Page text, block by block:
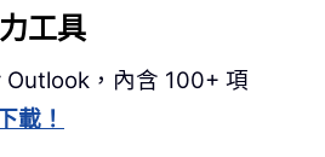
工具
，內含 100+ 項
載！